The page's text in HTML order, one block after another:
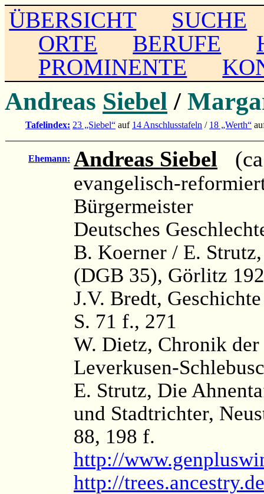
ÜBERSICHT
SUCHE
ORTE
BERUFE
PROMINENTE
Andreas Siebel /
Tafelindex: 23 „Siebel“ auf 14 Anschlusstafeln / 18 „Werth“
Ehemann: Andreas Siebel
evangelisch-
Bürgermeister
Deutsches
B. Koerner / E.
(DGB 35), Görlitz
J.V. Bredt,
S. 71 f., 271
W. Dietz, Chronik
Leverkusen-
E. Strutz, Die
und Stadtrichter,
88, 198 f.
http://
http://